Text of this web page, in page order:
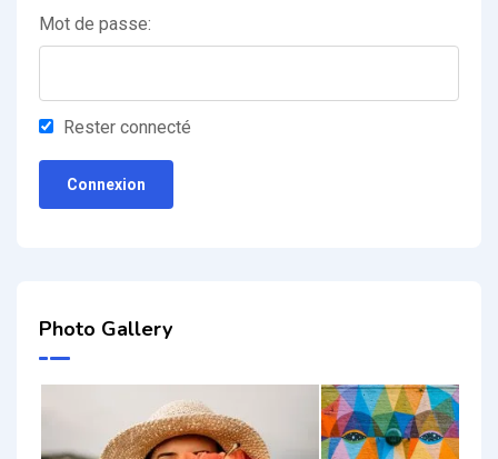
Mot de passe:
Rester connecté
Connexion
Photo Gallery